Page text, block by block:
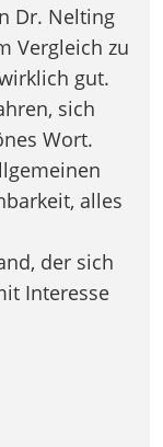
Dr. Nelting
Vergleich zu
gut.
sich
Wort.
alles
der sich
Interesse